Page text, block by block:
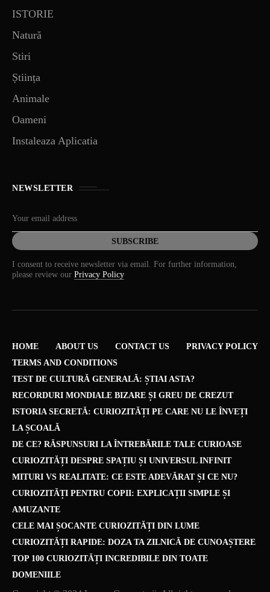
ISTORIE
Natură
Stiri
Știința
Animale
Oameni
Instaleaza Aplicatia
NEWSLETTER
I consent to receive newsletter via email. For further information,
please review our Privacy Policy
HOME ABOUT US CONTACT US
PRIVACY POLICY
TERMS AND CONDITIONS
TEST DE CULTURĂ GENERALĂ: ȘTIAI ASTA?
RECORDURI MONDIALE BIZARE ȘI GREU DE CREZUT
ISTORIA SECRETĂ: CURIOZITĂȚI PE CARE NU LE ÎNVEȚI
LA ȘCOALĂ
DE CE? RĂSPUNSURI LA ÎNTREBĂRILE TALE CURIOASE
CURIOZITĂȚI DESPRE SPAȚIU ȘI UNIVERSUL INFINIT
MITURI VS REALITATE: CE ESTE ADEVĂRAT ȘI CE NU?
CURIOZITĂȚI PENTRU COPII: EXPLICAȚII SIMPLE ȘI
AMUZANTE
CELE MAI ȘOCANTE CURIOZITĂȚI DIN LUME
CURIOZITĂȚI RAPIDE: DOZA TA ZILNICĂ DE CUNOAȘTERE
TOP 100 CURIOZITĂȚI INCREDIBILE DIN TOATE
DOMENIILE